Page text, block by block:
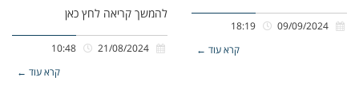
קרא עוד ←
להמשך קריאה לחץ כאן
קרא עוד ←